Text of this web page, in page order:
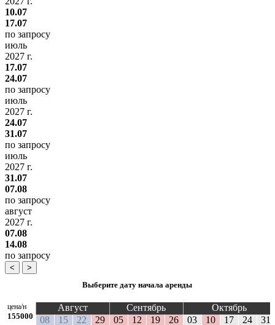
10.07
17.07
по запросу
июль
2027 г.
17.07
24.07
по запросу
июль
2027 г.
24.07
31.07
по запросу
июль
2027 г.
31.07
07.08
по запросу
август
2027 г.
07.08
14.08
по запросу
<
>
Выберите дату начала аренды
цена/н
155000
Август Сентябрь
Октябрь
08
15 22 29 05 12 19 26 03 10 17 24 31